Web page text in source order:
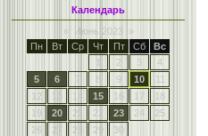
Календарь
«
Июнь 2023
»
Пн
Вт Ср Чт Пт Сб
Вс
1
2 3
4
5
6 7 8 9 10
11
12
13 14 15 16 17
18
19
20 21 22 23 24
25
26
27 28 29 30